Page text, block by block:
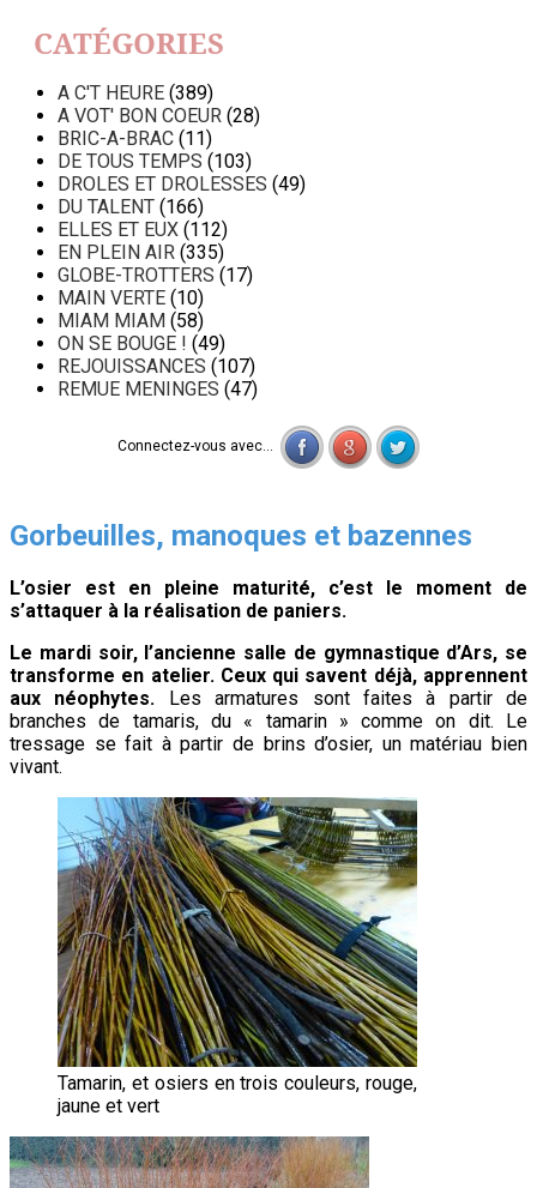
CATÉGORIES
A C'T HEURE (389)
A VOT' BON COEUR (28)
BRIC-A-BRAC (11)
DE TOUS TEMPS (103)
DROLES ET DROLESSES (49)
DU TALENT (166)
ELLES ET EUX (112)
EN PLEIN AIR (335)
GLOBE-TROTTERS (17)
MAIN VERTE (10)
MIAM MIAM (58)
ON SE BOUGE ! (49)
REJOUISSANCES (107)
REMUE MENINGES (47)
Connectez-vous avec...
Gorbeuilles, manoques et bazennes
L’osier est en pleine maturité, c’est le moment de
s’attaquer à la réalisation de paniers.
Le mardi soir, l’ancienne salle de gymnastique d’Ars, se
transforme en atelier. Ceux qui savent déjà, apprennent
aux néophytes. Les armatures sont faites à partir de
branches de tamaris, du « tamarin » comme on dit. Le
tressage se fait à partir de brins d’osier, un matériau bien
vivant.
Tamarin, et osiers en trois couleurs, rouge,
jaune et vert